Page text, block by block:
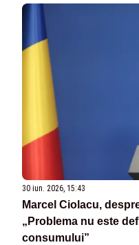
30 iun. 2026, 15:43
Marcel Ciolacu,
„Problema nu este
consumului”